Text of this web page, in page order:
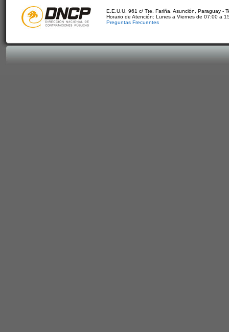
E.E.U.U. 961 c/ Tte. Fariña. Asunción, Paraguay -
Horario de Atención: Lunes a Viernes de 07:00 a
Preguntas Frecuentes